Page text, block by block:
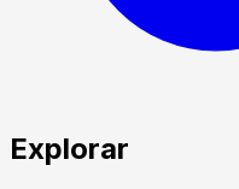
Explorar